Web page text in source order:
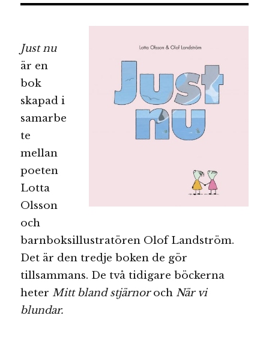
Just nu
är en
bok
skapad i
samarbe
te
mellan
poeten
Lotta
Olsson
och
barnboksillustratören Olof Landström.
Det är den tredje boken de gör
tillsammans. De två tidigare böckerna
heter Mitt bland stjärnoroch När vi
blundar.